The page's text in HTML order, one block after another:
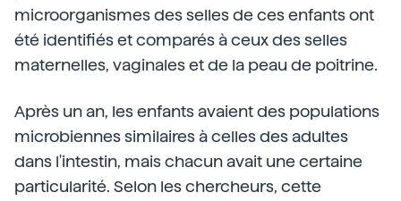
microorganismes des selles de ces enfants ont
été identifiés et comparés à ceux des selles
maternelles, vaginales et de la peau de poitrine.
Après un an, les enfants avaient des populations
microbiennes similaires à celles des adultes
dans l'intestin, mais chacun avait une certaine
particularité. Selon les chercheurs, cette